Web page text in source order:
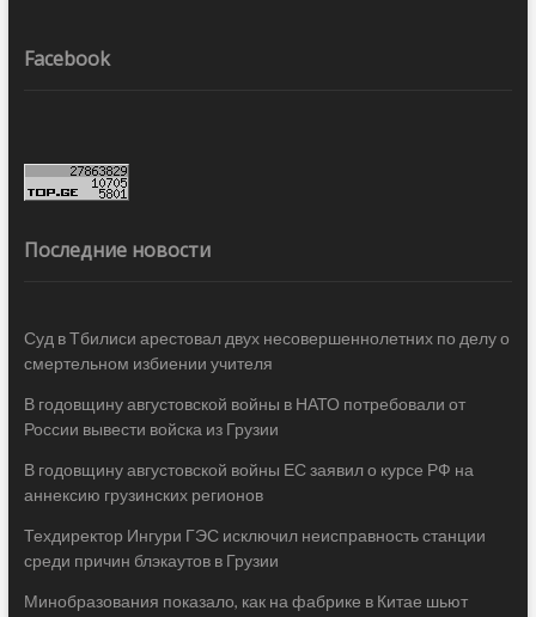
Facebook
Последние новости
Суд в Тбилиси арестовал двух несовершеннолетних по делу о
смертельном избиении учителя
В годовщину августовской войны в НАТО потребовали от
России вывести войска из Грузии
В годовщину августовской войны ЕС заявил о курсе РФ на
аннексию грузинских регионов
Техдиректор Ингури ГЭС исключил неисправность станции
среди причин блэкаутов в Грузии
Минобразования показало, как на фабрике в Китае шьют